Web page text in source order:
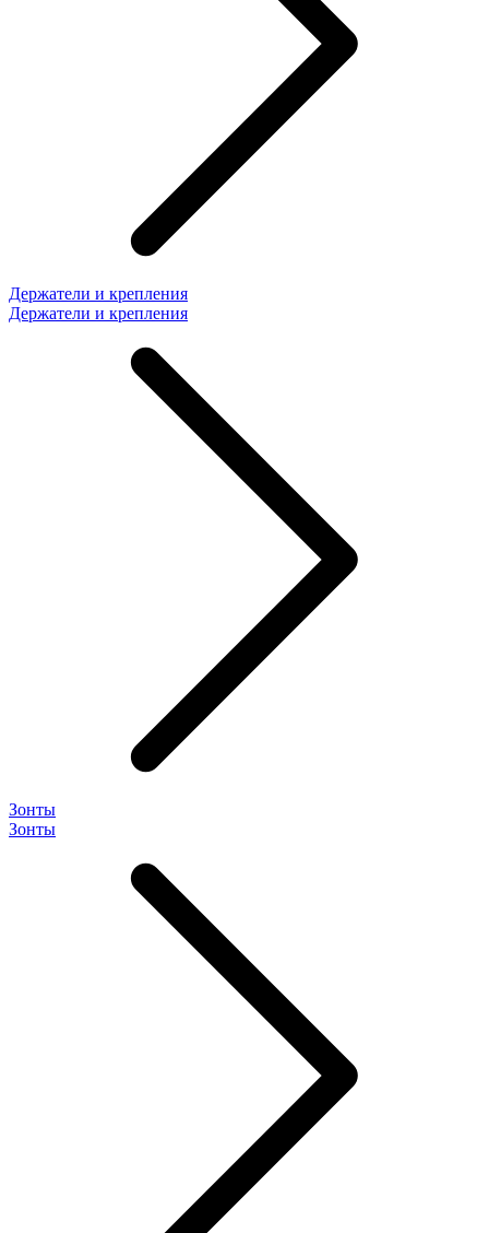
Держатели и крепления
Держатели и крепления
Зонты
Зонты